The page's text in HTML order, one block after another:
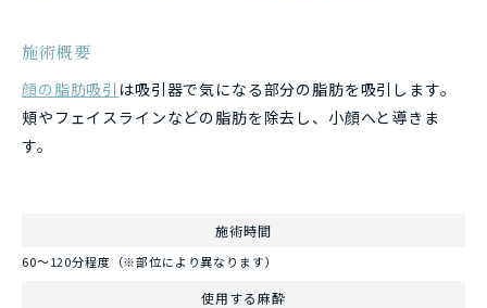
施術概要
顔の脂肪吸引 は吸引器で気になる部分の脂肪を吸引します。
頬やフェイスラインなどの脂肪を除去し、小顔へと導きま
す。
施術時間
60〜120分程度（※部位により異なります）
使用する麻酔